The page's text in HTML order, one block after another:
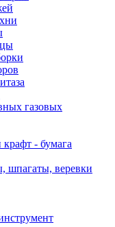
газовых
- бумага
шпагаты, веревки